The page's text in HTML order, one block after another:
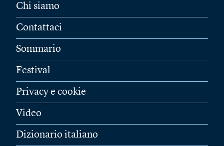
Chi siamo
Contattaci
Sommario
Festival
Privacy e cookie
Video
Dizionario italiano